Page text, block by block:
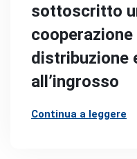
sottoscritto
cooperazione
distribuzione
all’ingrosso
Continua a leggere